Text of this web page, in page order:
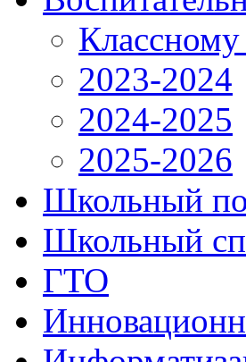
2023-2024
2024-2025
2025-2026
Школьный
Школьный
ГТО